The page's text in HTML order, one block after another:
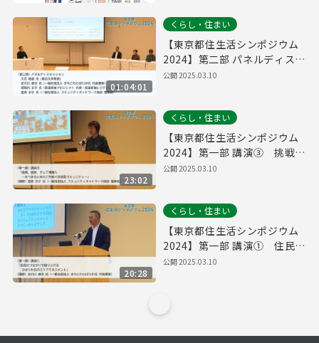
01:04:01
くらし・住まい
【東京都住生活シンポジウム
2024】第二部 パネルディスカ
ッション
公開2025.03.10
23:02
くらし・住まい
【東京都住生活シンポジウム
2024】第一部 講演③ 挑戦、
挫折、そして飛躍へ ～まつま
般社団法人コミュニティネッ
トワーク協会 ）
公開2025.03.10
20:28
くらし・住まい
【東京都住生活シンポジウム
2024】第一部 講演① 住民の
つながりで創り上げる ひばり
公開2025.03.10